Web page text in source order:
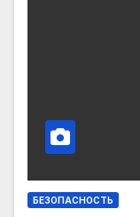
БЕЗОПАСНОСТЬ